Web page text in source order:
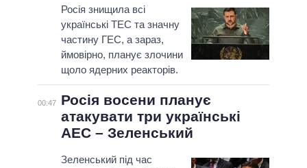
Росія знищила всі
українські ТЕС та значну
частину ГЕС, а зараз,
ймовірно, планує злочини
щоло ядерних реакторів.
00:47
Росія восени планує
атакувати три українські
АЕС – Зеленський
Зеленський під час